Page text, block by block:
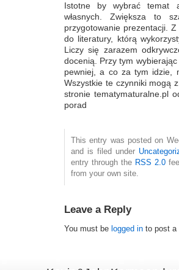
Istotne by wybrać temat
własnych. Zwiększa to
przygotowanie prezentacji.
do literatury, którą
Liczy się zarazem
docenią. Przy tym
pewniej, a co za tym idzie,
Wszystkie te czynniki mogą
stronie tematymaturalne.pl
porad
This entry was posted on
and is filed under
entry through the RSS 2.0
from your own site.
Leave a Reply
You must be logged in to post a